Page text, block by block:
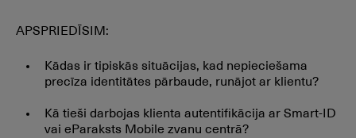
APSPRIEDĪSIM:
Kādas ir tipiskās situācijas, kad nepieciešama
precīza identitātes pārbaude, runājot ar klientu?
Kā tieši darbojas klienta autentifikācija ar Smart-ID
vai eParaksts Mobile zvanu centrā?